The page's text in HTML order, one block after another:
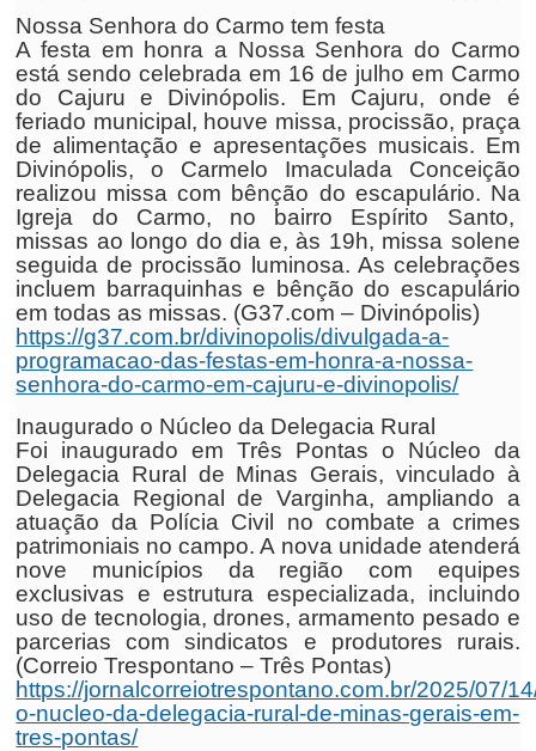
Nossa Senhora do Carmo tem festa
A festa em honra a Nossa Senhora do Carmo
está sendo celebrada em 16 de julho em Carmo
do Cajuru e Divinópolis. Em Cajuru, onde é
feriado municipal, houve missa, procissão, praça
de alimentação e apresentações musicais. Em
Divinópolis, o Carmelo Imaculada Conceição
realizou missa com bênção do escapulário. Na
Igreja do Carmo, no bairro Espírito Santo,
missas ao longo do dia e, às 19h, missa solene
seguida de procissão luminosa. As celebrações
incluem barraquinhas e bênção do escapulário
em todas as missas. (G37.com – Divinópolis)
https://g37.com.br/divinopolis/divulgada-a-
programacao-das-festas-em-honra-a-nossa-
senhora-do-carmo-em-cajuru-e-divinopolis/
Inaugurado o Núcleo da Delegacia Rural
Foi inaugurado em Três Pontas o Núcleo da
Delegacia Rural de Minas Gerais, vinculado à
Delegacia Regional de Varginha, ampliando a
atuação da Polícia Civil no combate a crimes
patrimoniais no campo. A nova unidade atenderá
nove municípios da região com equipes
exclusivas e estrutura especializada, incluindo
uso de tecnologia, drones, armamento pesado e
parcerias com sindicatos e produtores rurais.
(Correio Trespontano – Três Pontas)
https://jornalcorreiotrespontano.com.br/2025/07/
o-nucleo-da-delegacia-rural-de-minas-gerais-em-
tres-pontas/